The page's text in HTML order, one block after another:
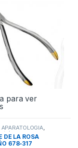
para ver
APARATOLOGIA,
DE LA ROSA
678-317